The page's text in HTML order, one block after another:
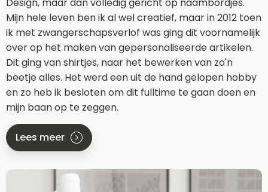
Mijn hele leven ben ik al wel creatief, maar in 2012 toen
ik met zwangerschapsverlof was ging dit voornamelijk
over op het maken van gepersonaliseerde artikelen.
Dit ging van shirtjes, naar het bewerken van zo'n
beetje alles. Het werd een uit de hand gelopen hobby
en zo heb ik besloten om dit fulltime te gaan doen en
mijn baan op te zeggen.
Lees meer